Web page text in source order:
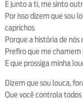
E junto a ti, me sinto
Por isso dizem que sou
caprichos
Porque a história de
Prefiro que me chamem
E que prossiga minha
Dizem que sou louca,
Que você controla